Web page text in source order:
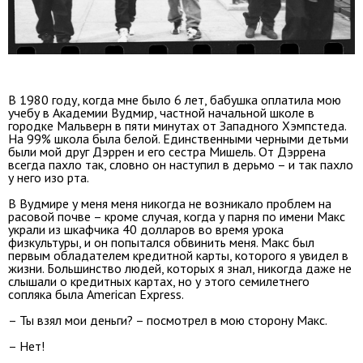
В 1980 году, когда мне было 6 лет, бабушка оплатила мою
учебу в Академии Вудмир, частной начальной школе в
городке Мальверн в пяти минутах от Западного Хэмпстеда.
На 99% школа была белой. Единственными черными детьми
были мой друг Дэррен и его сестра Мишель. От Дэррена
всегда пахло так, словно он наступил в дерьмо – и так пахло
у него изо рта.
В Вудмире у меня меня никогда не возникало проблем на
расовой почве – кроме случая, когда у парня по имени Макс
украли из шкафчика 40 долларов во время урока
физкультуры, и он попытался обвинить меня. Макс был
первым обладателем кредитной карты, которого я увидел в
жизни. Большинство людей, которых я знал, никогда даже не
слышали о кредитных картах, но у этого семилетнего
сопляка была American Express.
– Ты взял мои деньги? – посмотрел в мою сторону Макс.
– Нет!